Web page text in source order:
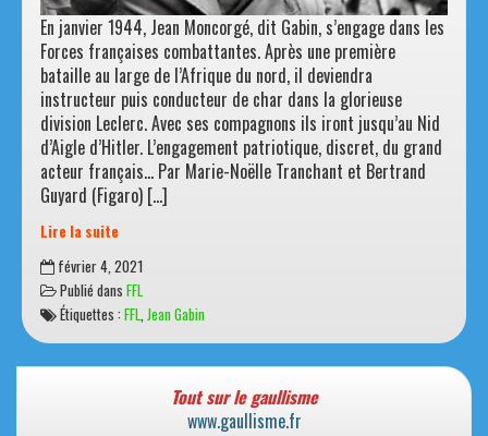
En janvier 1944, Jean Moncorgé, dit Gabin, s’engage dans les
Forces françaises combattantes. Après une première
bataille au large de l’Afrique du nord, il deviendra
instructeur puis conducteur de char dans la glorieuse
division Leclerc. Avec ses compagnons ils iront jusqu’au Nid
d’Aigle d’Hitler. L’engagement patriotique, discret, du grand
acteur français… Par Marie-Noëlle Tranchant et Bertrand
Guyard (Figaro) […]
Lire la suite
Jean
Gabin,
simple
soldat
de
la
février 4, 2021
Publié dans FFL
Étiquettes :FFL,Jean Gabin
Tout sur le gaullisme
www.gaullisme.fr